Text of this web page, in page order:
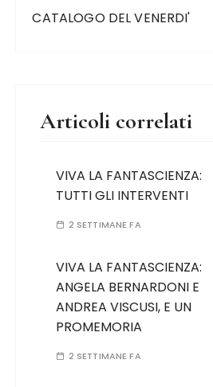
CATALOGO DEL VENERDI'
Articoli correlati
VIVA LA FANTASCIENZA:
TUTTI GLI INTERVENTI
2 SETTIMANE FA
VIVA LA FANTASCIENZA:
ANGELA BERNARDONI E
ANDREA VISCUSI, E UN
PROMEMORIA
2 SETTIMANE FA